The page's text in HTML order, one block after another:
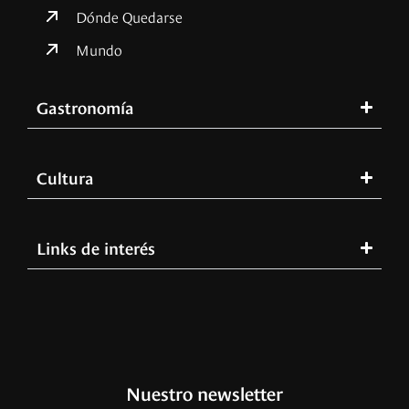
Dónde Quedarse
Mundo
Gastronomía
Cultura
Links de interés
Nuestro newsletter